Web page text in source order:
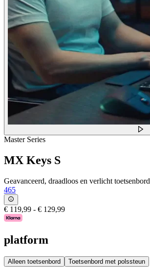
Master Series
MX Keys S
Geavanceerd, draadloos en verlicht toetsenbord
465
€ 119,99 - € 129,99
platform
Alleen toetsenbord Toetsenbord met polssteun